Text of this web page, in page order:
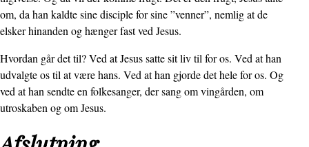
om, da han kaldte sine disciple for sine ”venner”, nemlig at de
elsker hinanden og hænger fast ved Jesus.
Hvordan går det til? Ved at Jesus satte sit liv til for os. Ved at han
udvalgte os til at være hans. Ved at han gjorde det hele for os. Og
ved at han sendte en folkesanger, der sang om vingården, om
utroskaben og om Jesus.